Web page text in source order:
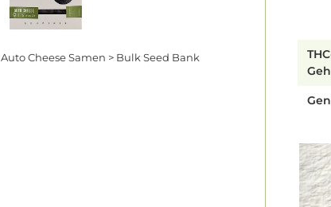
Auto Cheese Samen > Bulk Seed Bank